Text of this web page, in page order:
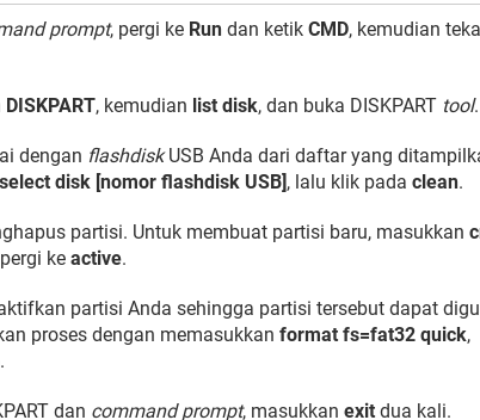
prompt, pergi ke Run dan ketik CMD, kemudian
DISKPART, kemudian list disk, dan buka DISKPART tool.
dengan flashdiskUSB Anda dari daftar yang
select disk [nomor flashdisk USB], lalu klik pada clean.
partisi. Untuk membuat partisi baru, masukkan
ke active.
partisi Anda sehingga partisi tersebut dapat
proses dengan memasukkan format fs=fat32 quick,
.
dan command prompt, masukkan exit dua kali.